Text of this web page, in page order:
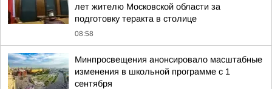
лет жителю Московской области за
подготовку теракта в столице
08:58
Минпросвещения анонсировало масштабные
изменения в школьной программе с 1
сентября